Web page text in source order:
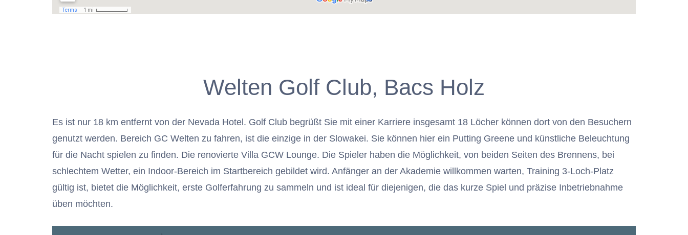
Welten Golf Club, Bacs Holz
Es ist nur 18 km entfernt von der Nevada Hotel. Golf Club begrüßt Sie mit einer Karriere insgesamt 18 Löcher können dort von den Besuchern
genutzt werden. Bereich GC Welten zu fahren, ist die einzige in der Slowakei. Sie können hier ein Putting Greene und künstliche Beleuchtung
für die Nacht spielen zu finden. Die renovierte Villa GCW Lounge. Die Spieler haben die Möglichkeit, von beiden Seiten des Brennens, bei
schlechtem Wetter, ein Indoor-Bereich im Startbereich gebildet wird. Anfänger an der Akademie willkommen warten, Training 3-Loch-Platz
gültig ist, bietet die Möglichkeit, erste Golferfahrung zu sammeln und ist ideal für diejenigen, die das kurze Spiel und präzise Inbetriebnahme
üben möchten.